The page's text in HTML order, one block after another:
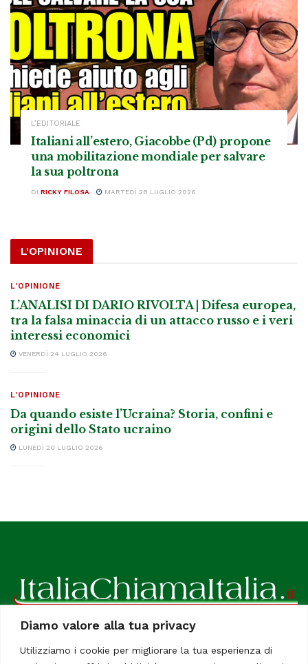
Diamo valore alla tua privacy
Utilizziamo i cookie per migliorare la tua esperienza di
L’EDITORIALE
Italiani all’estero, Giacobbe (Pd) propone
una mobilitazione mondiale per salvare
la sua poltrona
DI RICKY FILOSA MARTEDÌ 28 LUGLIO 2026
L'OPINIONE
L'OPINIONE
L’ANALISI DI DARIO RIVOLTA | Difesa europea,
tra la falsa minaccia di un attacco russo e i veri
interessi economici
VENERDÌ 24 LUGLIO 2026
L'OPINIONE
Da quando esiste l’Ucraina? Storia, confini e
origini dello Stato ucraino
LUNEDÌ 20 LUGLIO 2026
ItaliaChiamaItalia, il TUO quotidiano online preferito.